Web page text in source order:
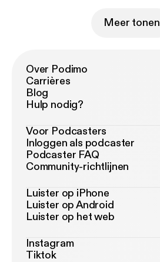
Meer tonen
Over Podimo
Carrières
Blog
Hulp nodig?
Voor Podcasters
Inloggen als podcaster
Podcaster FAQ
Community-richtlijnen
Luister op iPhone
Luister op Android
Luister op het web
Instagram
Tiktok